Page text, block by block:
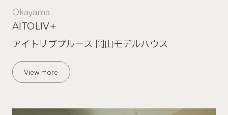
Okayama
アイトリブプルース 岡山モデルハウス
AITOLIV+
View more